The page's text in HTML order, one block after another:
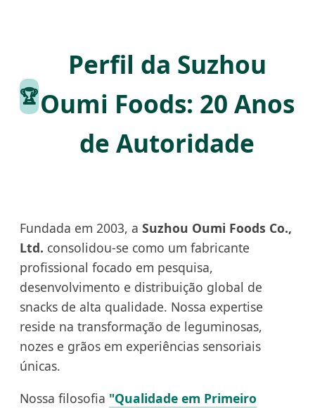
🏆
Perfil da Suzhou
Oumi Foods: 20 Anos
de Autoridade
Fundada em 2003, a Suzhou Oumi Foods Co.,
Ltd. consolidou-se como um fabricante
profissional focado em pesquisa,
desenvolvimento e distribuição global de
snacks de alta qualidade. Nossa expertise
reside na transformação de leguminosas,
nozes e grãos em experiências sensoriais
únicas.
Nossa filosofia "Qualidade em Primeiro